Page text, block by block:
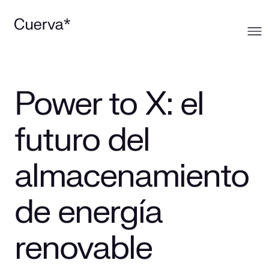
La mirada Cuerva
Trabaja en Cuerva
Prensa
Qué ofrecemos
Distribución
Smart Services
Smart Solutions
Innovación
Comunidad
Blog
Recursos
Power to X: el
futuro del
almacenamiento
de energía
renovable